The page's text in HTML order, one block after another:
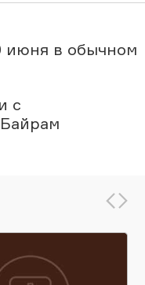
июня в обычном
с